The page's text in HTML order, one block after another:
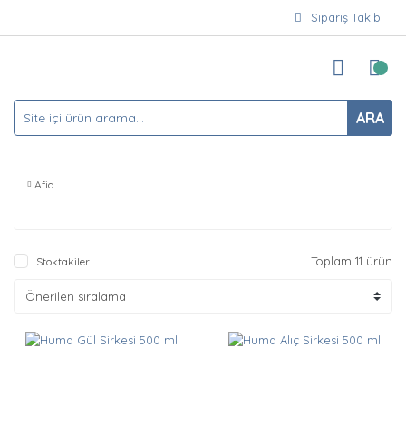
Sipariş Takibi
ARA
Afia
Stoktakiler Toplam 11 ürün